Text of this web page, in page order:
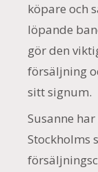
köpare och
löpande
gör den
försäljning
sitt signum.
Susanne
Stockholms